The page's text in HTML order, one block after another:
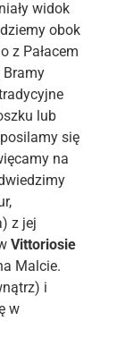
widok
obok
z Pałacem
Bramy
lub
się
na
z jej
Vittoriosie
Malcie.
i
w